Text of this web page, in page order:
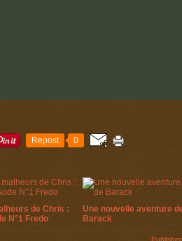
Repost 0
de Chris :
N°1 Fredo
Une nouvelle aventure
Barack